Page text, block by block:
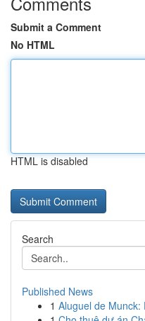
Submit a Comment
No HTML
HTML is disabled
Search
Published News
1 Aluguel de Munck: